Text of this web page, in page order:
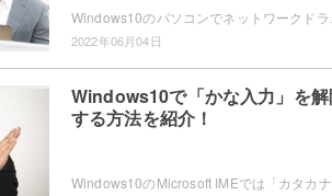
2022年06月04日
Windows10で「かな入力」を
する方法を紹介！